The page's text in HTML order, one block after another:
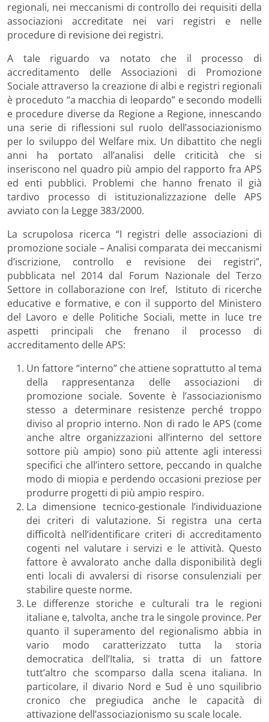
regionali, nei meccanismi di controllo dei requisiti della
associazioni accreditate nei vari registri e nelle
procedure di revisione dei registri.
A tale riguardo va notato che il processo di
accreditamento delle Associazioni di Promozione
Sociale attraverso la creazione di albi e registri regionali
è proceduto “a macchia di leopardo” e secondo modelli
e procedure diverse da Regione a Regione, innescando
una serie di riflessioni sul ruolo dell’associazionismo
per lo sviluppo del Welfare mix. Un dibattito che negli
anni ha portato all’analisi delle criticità che si
inseriscono nel quadro più ampio del rapporto fra APS
ed enti pubblici. Problemi che hanno frenato il già
tardivo processo di istituzionalizzazione delle APS
avviato con la Legge 383/2000.
La scrupolosa ricerca “I registri delle associazioni di
promozione sociale – Analisi comparata dei meccanismi
d’iscrizione, controllo e revisione dei registri”,
pubblicata nel 2014 dal Forum Nazionale del Terzo
Settore in collaborazione con Iref, Istituto di ricerche
educative e formative, e con il supporto del Ministero
del Lavoro e delle Politiche Sociali, mette in luce tre
aspetti principali che frenano il processo di
accreditamento delle APS:
Un fattore “interno” che attiene soprattutto al tema
della rappresentanza delle associazioni di
promozione sociale. Sovente è l’associazionismo
stesso a determinare resistenze perché troppo
diviso al proprio interno. Non di rado le APS (come
anche altre organizzazioni all’interno del settore
sottore più ampio) sono più attente agli interessi
specifici che all’intero settore, peccando in qualche
modo di miopia e perdendo occasioni preziose per
produrre progetti di più ampio respiro.
La dimensione tecnico-gestionale l’individuazione
dei criteri di valutazione. Si registra una certa
difficoltà nell’identificare criteri di accreditamento
cogenti nel valutare i servizi e le attività. Questo
fattore è avvalorato anche dalla disponibilità degli
enti locali di avvalersi di risorse consulenziali per
stabilire queste norme.
Le differenze storiche e culturali tra le regioni
italiane e, talvolta, anche tra le singole province. Per
quanto il superamento del regionalismo abbia in
vario modo caratterizzato tutta la storia
democratica dell’Italia, si tratta di un fattore
tutt’altro che scomparso dalla scena italiana. In
particolare, il divario Nord e Sud è uno squilibrio
cronico che pregiudica anche le capacità di
attivazione dell’associazionismo su scale locale.